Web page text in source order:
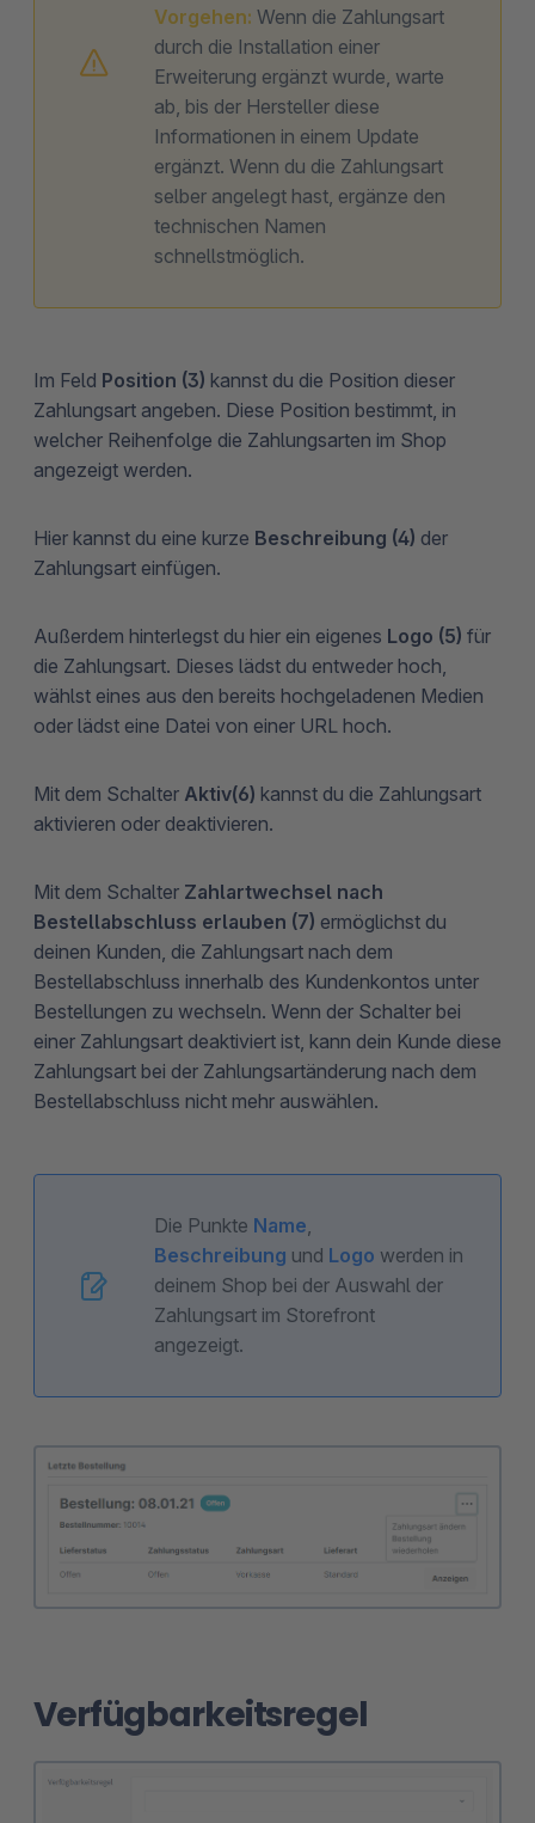
Vorgehen: Wenn die Zahlungsart
durch die Installation einer
Erweiterung ergänzt wurde, warte
ab, bis der Hersteller diese
Informationen in einem Update
ergänzt. Wenn du die Zahlungsart
selber angelegt hast, ergänze den
technischen Namen
schnellstmöglich.
Im Feld Position (3) kannst du die Position dieser
Zahlungsart angeben. Diese Position bestimmt, in
welcher Reihenfolge die Zahlungsarten im Shop
angezeigt werden.
Hier kannst du eine kurze Beschreibung (4) der
Zahlungsart einfügen.
Außerdem hinterlegst du hier ein eigenes Logo (5) für
die Zahlungsart. Dieses lädst du entweder hoch,
wählst eines aus den bereits hochgeladenen Medien
oder lädst eine Datei von einer URL hoch.
Mit dem Schalter Aktiv(6) kannst du die Zahlungsart
aktivieren oder deaktivieren.
Mit dem Schalter Zahlartwechsel nach
Bestellabschluss erlauben (7) ermöglichst du
deinen Kunden, die Zahlungsart nach dem
Bestellabschluss innerhalb des Kundenkontos unter
Bestellungen zu wechseln. Wenn der Schalter bei
einer Zahlungsart deaktiviert ist, kann dein Kunde diese
Zahlungsart bei der Zahlungsartänderung nach dem
Bestellabschluss nicht mehr auswählen.
Die Punkte Name,
Beschreibung und Logo werden in
deinem Shop bei der Auswahl der
Zahlungsart im Storefront
angezeigt.
Verfügbarkeitsregel